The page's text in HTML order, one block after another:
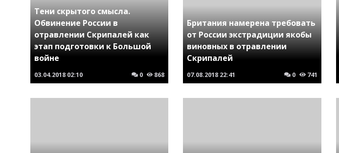
Тени скрытого смысла.
Обвинение России в
отравлении Скрипалей как
этап подготовки к Большой
войне
03.04.2018 02:10 0 868
Британия намерена требовать
от России экстрадиции якобы
виновных в отравлении
Скрипалей
07.08.2018 22:41 0 741